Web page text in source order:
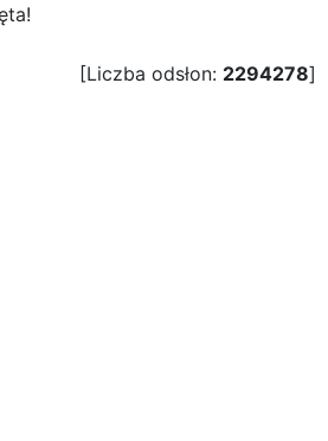
[Liczba odsłon: 2294278]